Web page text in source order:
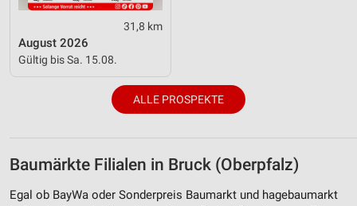
31,8 km
August 2026
Gültig bis Sa. 15.08.
ALLE PROSPEKTE
Baumärkte Filialen in Bruck (Oberpfalz)
Egal ob BayWa oder Sonderpreis Baumarkt und hagebaumarkt